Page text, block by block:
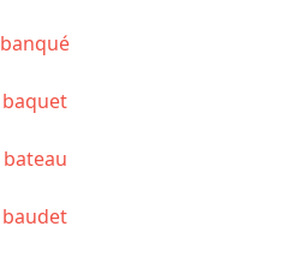
banqué
baquet
bateau
baudet